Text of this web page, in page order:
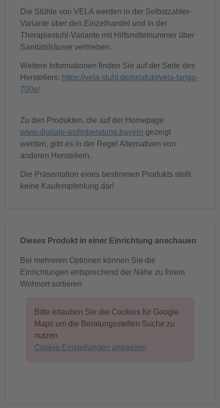
Die Stühle von VELA werden in der Selbstzahler-
Variante über den Einzelhandel und in der
Therapiestuhl-Variante mit Hilfsmittelnummer über
Sanitätshäuser vertrieben.
Weitere Informationen finden Sie auf der Seite des
Herstellers: https://vela-stuhl.de/produkt/vela-tango-
700e/
Zu den Produkten, die auf der Homepage
www.digitale-wohnberatung.bayern gezeigt
werden, gibt es in der Regel Alternativen von
anderen Herstellern.
Die Präsentation eines bestimmen Produkts stellt
keine Kaufempfehlung dar!
Dieses Produkt in einer Einrichtung anschauen
Bei mehreren Optionen können Sie die
Einrichtungen entsprechend der Nähe zu Ihrem
Wohnort sortieren
Bitte erlauben Sie die Cookies für Google
Maps um die Beratungsstellen Suche zu
nutzen
Cookie-Einstellungen anpassen